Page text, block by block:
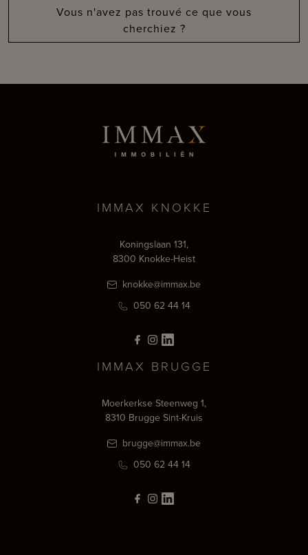
Vous n'avez pas trouvé ce que vous
cherchiez ?
IMMAX KNOKKE
Koningslaan 131,
8300 Knokke-Heist
knokke@immax.be
050 62 44 14
IMMAX BRUGGE
Moerkerkse Steenweg 1,
8310 Brugge Sint-Kruis
brugge@immax.be
050 62 44 14